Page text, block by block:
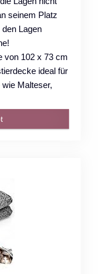
seinem Platz
Lagen
von 102 x 73 cm
ideal für
Malteser,